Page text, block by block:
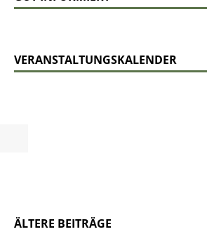
VERANSTALTUNGSKALENDER
ÄLTERE BEITRÄGE